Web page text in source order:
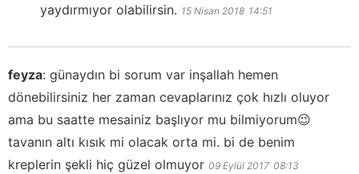
yaydırmıyor olabilirsin. 15 Nisan 2018 14:51
feyza: günaydın bi sorum var inşallah hemen
dönebilirsiniz her zaman cevaplarınız çok hızlı oluyor
ama bu saatte mesainiz başlıyor mu bilmiyorum😉
tavanın altı kısık mi olacak orta mi. bi de benim
kreplerin şekli hiç güzel olmuyor 09 Eylül 2017 08:13